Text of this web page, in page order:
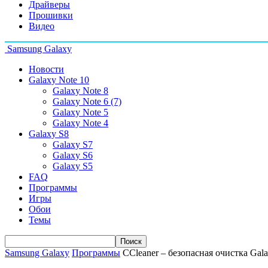
Драйверы
Прошивки
Видео
Samsung Galaxy
Новости
Galaxy Note 10
Galaxy Note 8
Galaxy Note 6 (7)
Galaxy Note 5
Galaxy Note 4
Galaxy S8
Galaxy S7
Galaxy S6
Galaxy S5
FAQ
Программы
Игры
Обои
Темы
Samsung Galaxy Программы СCleaner – безопасная очистка